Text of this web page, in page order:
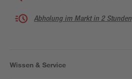
Abholung im Markt in 2 Stunden
Wissen & Service